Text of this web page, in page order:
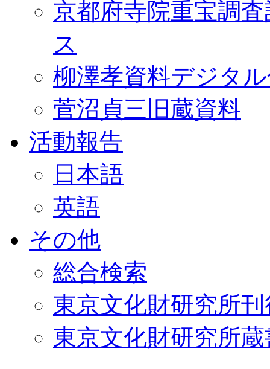
京都府寺院重宝調
ス
柳澤孝資料デジタ
菅沼貞三旧蔵資料
活動報告
日本語
英語
その他
総合検索
東京文化財研究所
東京文化財研究所